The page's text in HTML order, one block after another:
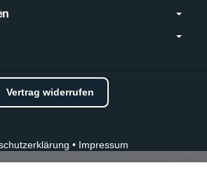
Vertrag widerrufen
• Impressum